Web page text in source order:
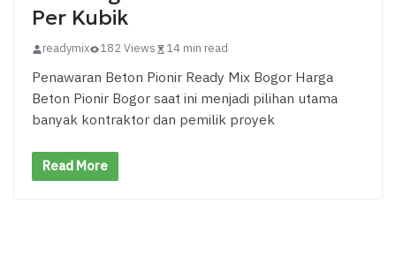
Per Kubik
readymix 182 Views 14 min read
Penawaran Beton Pionir Ready Mix Bogor Harga
Beton Pionir Bogor saat ini menjadi pilihan utama
banyak kontraktor dan pemilik proyek
Read More